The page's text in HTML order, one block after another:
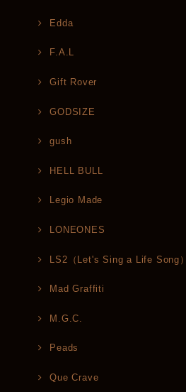
Edda
F.A.L
Gift Rover
GODSIZE
gush
HELL BULL
Legio Made
LONEONES
LS2（Let's Sing a Life Song）
Mad Graffiti
M.G.C.
Peads
Que Crave